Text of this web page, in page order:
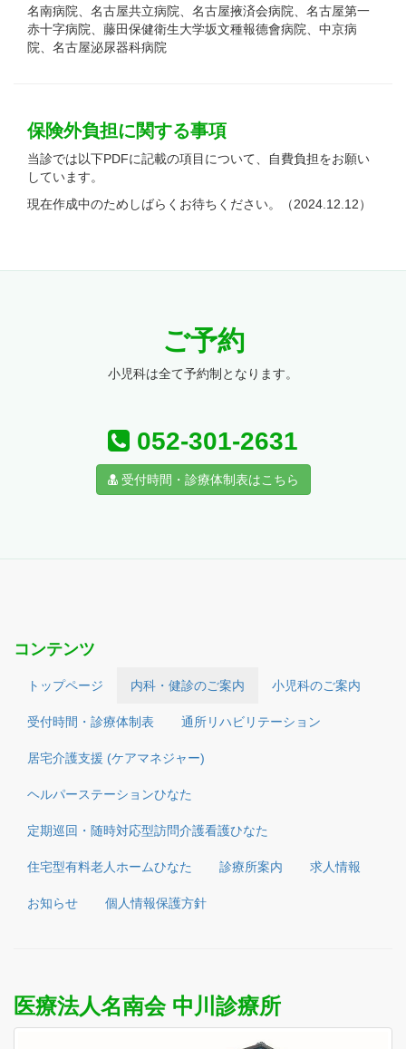
名南病院、名古屋共立病院、名古屋掖済会病院、名古屋第一
赤十字病院、藤田保健衛生大学坂文種報德會病院、中京病
院、名古屋泌尿器科病院
保険外負担に関する事項
当診では以下PDFに記載の項目について、自費負担をお願い
しています。
現在作成中のためしばらくお待ちください。（2024.12.12）
ご予約
小児科は全て予約制となります。
052-301-2631
受付時間・診療体制表はこちら
コンテンツ
トップページ 内科・健診のご案内 小児科のご案内
受付時間・診療体制表 通所リハビリテーション
居宅介護支援 (ケアマネジャー)
ヘルパーステーションひなた
定期巡回・随時対応型訪問介護看護ひなた
住宅型有料老人ホームひなた 診療所案内 求人情報
お知らせ 個人情報保護方針
医療法人名南会 中川診療所